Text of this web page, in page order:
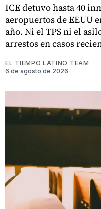
ICE detuvo hasta 40
aeropuertos de EEUU
año. Ni el TPS ni el
arrestos en casos
EL TIEMPO LATINO TEAM
6 de agosto de 2026